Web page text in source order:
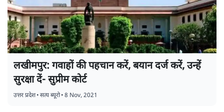
लखीमपुर: गवाहों की पहचान करें, बयान दर्ज करें, उन्हें
सुरक्षा दें- सुप्रीम कोर्ट
उत्तर प्रदेश•सत्य ब्यूरो•8 Nov, 2021